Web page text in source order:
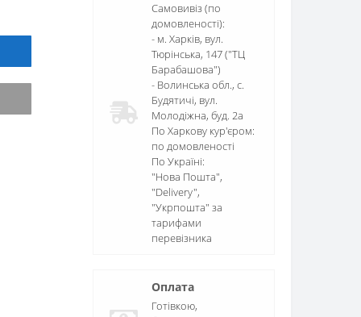
Самовивіз (по
домовленості):
- м. Харків, вул.
Тюрінська, 147 ("ТЦ
Барабашова")
- Волинська обл., c.
Будятичі, вул.
Молодіжна, буд. 2а
По Харкову кур'єром:
по домовленості
По Україні:
"Нова Пошта",
"Delivery",
"Укрпошта" за
тарифами
перевізника
Оплата
Готівкою,